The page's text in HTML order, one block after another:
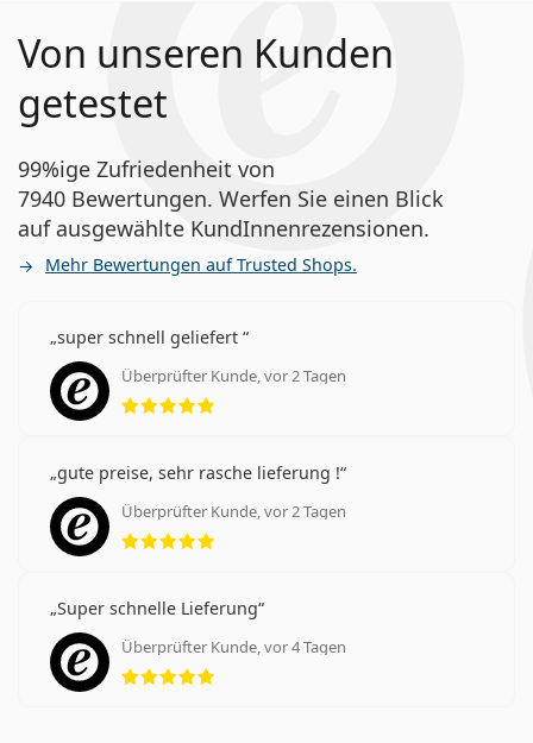
Von unseren Kunden
getestet
99%ige Zufriedenheit von
7940 Bewertungen. Werfen Sie einen Blick
auf ausgewählte KundInnenrezensionen.
Mehr Bewertungen auf Trusted Shops.
super schnell geliefert
Überprüfter Kunde, vor 2 Tagen
Bewertung 5 aus 5
gute preise, sehr rasche lieferung !
Überprüfter Kunde, vor 2 Tagen
Bewertung 5 aus 5
Super schnelle Lieferung
Überprüfter Kunde, vor 4 Tagen
Bewertung 5 aus 5